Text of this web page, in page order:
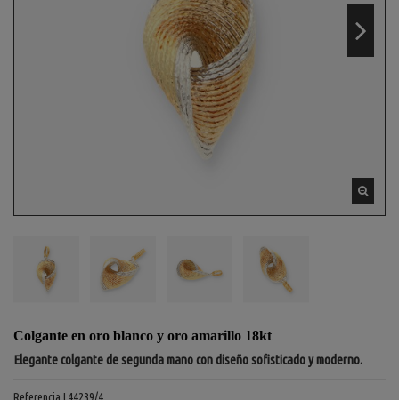
Colgante en oro blanco y oro amarillo 18kt
Elegante colgante de segunda mano con diseño sofisticado y moderno.